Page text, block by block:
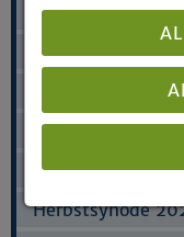
Dokumente
Live-
Was ist eine
Synodale
Frühjahrssynode
Herbstsynode